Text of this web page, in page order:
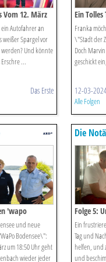
Vom 12. März
Autofahrer an
Spargel vor
Und könnte
...
Das Erste
Ein
Franka
\"Stadt der
Doch
geschickt
12-03-
Alle Folgen
'wapo
und neue
Bodensee\":
um 18:50 Uhr geht
wieder jeder
Die
Folge 5:
Ein
Tag und
helfen, und
und